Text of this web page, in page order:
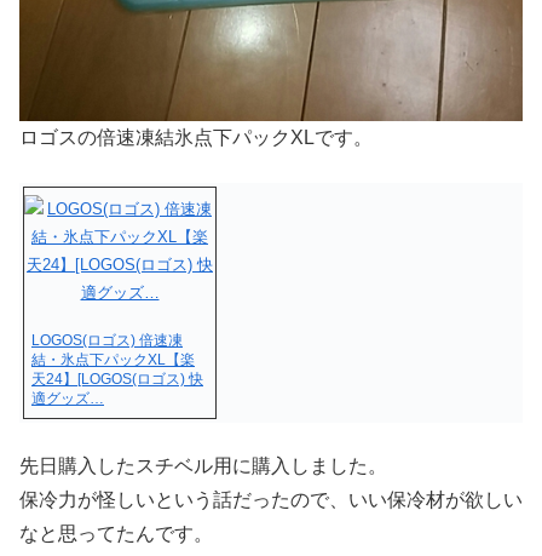
ロゴスの倍速凍結氷点下パックXLです。
LOGOS(ロゴス) 倍速凍
結・氷点下パックXL【楽
天24】[LOGOS(ロゴス) 快
適グッズ…
先日購入したスチベル用に購入しました。
保冷力が怪しいという話だったので、いい保冷材が欲しい
なと思ってたんです。